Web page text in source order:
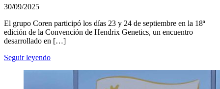
30/09/2025
El grupo Coren participó los días 23 y 24 de septiembre en la 18ª
edición de la Convención de Hendrix Genetics, un encuentro
desarrollado en […]
Seguir leyendo